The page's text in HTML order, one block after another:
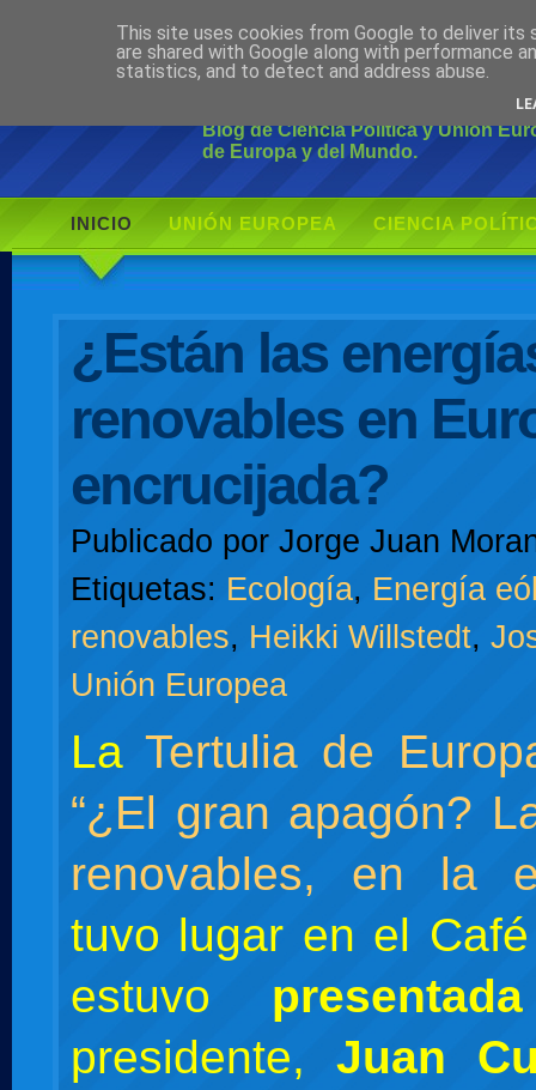
Ciudadano
Blog de Ciencia Política y Unión
de Europa y del Mundo.
INICIO UNIÓN EUROPEA CIENCIA
¿Están las
renovables en
encrucijada?
Publicado por Jorge Juan
Etiquetas: Ecología, Energía
renovables, Heikki Willstedt,
Unión Europea
LaTertulia de
“¿El gran apagón?
renovables, en la
tuvo lugar en el
estuvo
presidente,Juan
This site uses cookies from Google to deliver its
are shared with Google along with performance
statistics, and to detect and address abuse.